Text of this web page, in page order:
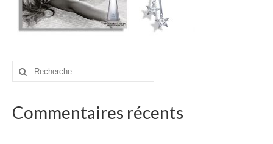
illustrations
drawings
websites
bio
contact
Rechercher
Commentaires récents